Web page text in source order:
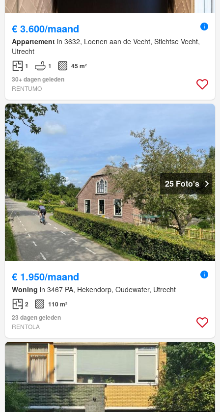
€ 3.600/maand
Appartement in 3632, Loenen aan de Vecht, Stichtse Vecht,
Utrecht
1 1
45 m²
30+ dagen geleden
RENTUMO
25 Foto's
€ 1.950/maand
Woning in 3467 PA, Hekendorp, Oudewater, Utrecht
2
110 m²
23 dagen geleden
RENTOLA